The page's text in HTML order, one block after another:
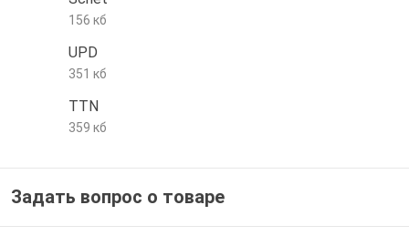
трубы и фитинги
156 кб
UPD
351 кб
TTN
359 кб
Задать вопрос о товаре